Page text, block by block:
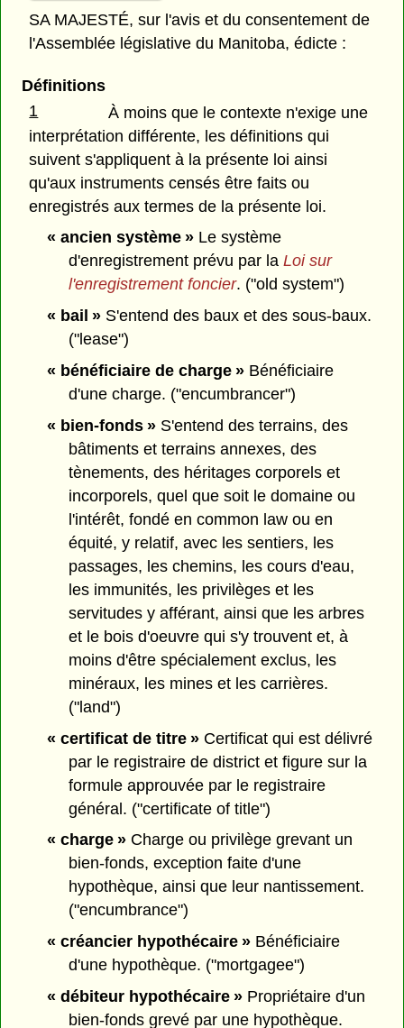
SA MAJESTÉ, sur l'avis et du consentement de
l'Assemblée législative du Manitoba, édicte :
Définitions
1
À moins que le contexte n'exige une
interprétation différente, les définitions qui
suivent s'appliquent à la présente loi ainsi
qu'aux instruments censés être faits ou
enregistrés aux termes de la présente loi.
« ancien système »Le système
d'enregistrement prévu par laLoi sur
l'enregistrement foncier. ("old system")
« bail »S'entend des baux et des sous-baux.
("lease")
« bénéficiaire de charge »Bénéficiaire
d'une charge. ("encumbrancer")
« bien-fonds »S'entend des terrains, des
bâtiments et terrains annexes, des
tènements, des héritages corporels et
incorporels, quel que soit le domaine ou
l'intérêt, fondé en common law ou en
équité, y relatif, avec les sentiers, les
passages, les chemins, les cours d'eau,
les immunités, les privilèges et les
servitudes y afférant, ainsi que les arbres
et le bois d'oeuvre qui s'y trouvent et, à
moins d'être spécialement exclus, les
minéraux, les mines et les carrières.
("land")
« certificat de titre »Certificat qui est délivré
par le registraire de district et figure sur la
formule approuvée par le registraire
général. ("certificate of title")
« charge »Charge ou privilège grevant un
bien-fonds, exception faite d'une
hypothèque, ainsi que leur nantissement.
("encumbrance")
« créancier hypothécaire »Bénéficiaire
d'une hypothèque. ("mortgagee")
« débiteur hypothécaire »Propriétaire d'un
bien-fonds grevé par une hypothèque.